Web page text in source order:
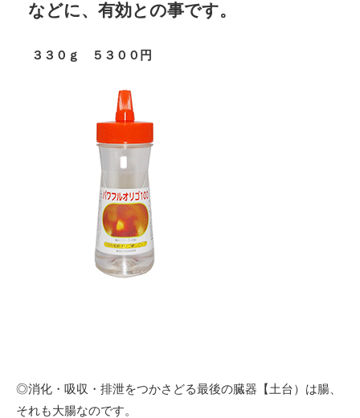
などに、有効との事です。
３３０ｇ ５３００円
◎消化・吸収・排泄をつかさどる最後の臓器【土台）は腸、
それも大腸なのです。